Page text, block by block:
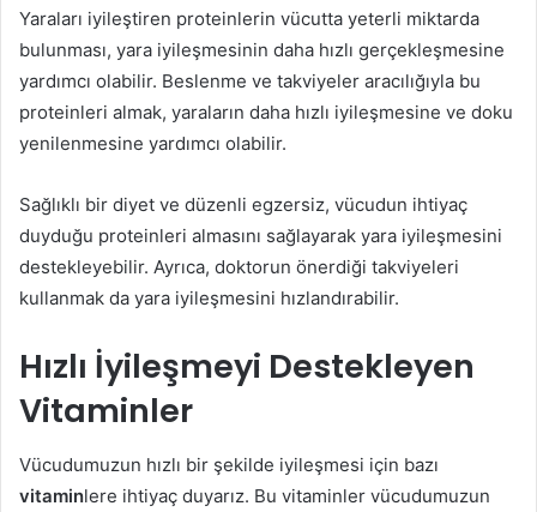
Yaraları iyileştiren proteinlerin vücutta yeterli miktarda
bulunması, yara iyileşmesinin daha hızlı gerçekleşmesine
yardımcı olabilir. Beslenme ve takviyeler aracılığıyla bu
proteinleri almak, yaraların daha hızlı iyileşmesine ve doku
yenilenmesine yardımcı olabilir.
Sağlıklı bir diyet ve düzenli egzersiz, vücudun ihtiyaç
duyduğu proteinleri almasını sağlayarak yara iyileşmesini
destekleyebilir. Ayrıca, doktorun önerdiği takviyeleri
kullanmak da yara iyileşmesini hızlandırabilir.
Hızlı İyileşmeyi Destekleyen
Vitaminler
Vücudumuzun hızlı bir şekilde iyileşmesi için bazı
vitaminlere ihtiyaç duyarız. Bu vitaminler vücudumuzun